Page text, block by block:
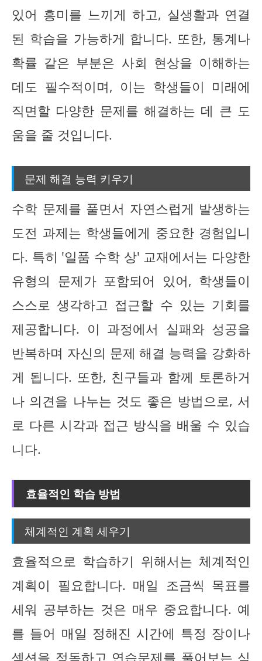
있어 흥미를 느끼게 하고, 실생활과 연결
된 학습을 가능하게 합니다. 또한, 통계나
확률 같은 부분은 사회 현상을 이해하는
데도 필수적이며, 이는 학생들이 미래에
직면할 다양한 문제를 해결하는 데 큰 도
움을 줄 것입니다.
문제 해결 능력 키우기
수학 문제를 풀면서 자연스럽게 발생하는
도전 과제는 학생들에게 중요한 경험입니
다. 특히 '일품 수학 상' 교재에서는 다양한
유형의 문제가 포함되어 있어, 학생들이
스스로 생각하고 접근할 수 있는 기회를
제공합니다. 이 과정에서 실패와 성공을
반복하며 자신의 문제 해결 능력을 강화하
게 됩니다. 또한, 친구들과 함께 토론하거
나 의견을 나누는 것도 좋은 방법으로, 서
로 다른 시각과 접근 방식을 배울 수 있습
니다.
효율적인 학습 방법
체계적인 계획 세우기
효율적으로 학습하기 위해서는 체계적인
계획이 필요합니다. 매일 조금씩 목표를
세워 공부하는 것은 매우 중요합니다. 예
를 들어 매일 정해진 시간에 특정 장이나
섹션을 정독하고 연습문제를 풀어보는 식